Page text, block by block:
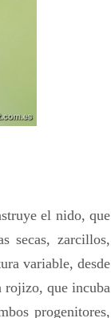
el nido, que
secas, zarcillos,
variable, desde
rojizo, que incuba
progenitores,